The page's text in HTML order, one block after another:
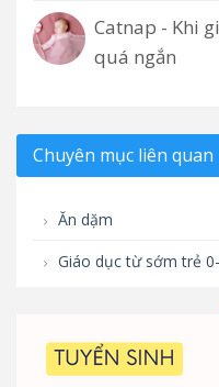
Catnap - Khi
quá ngắn
Chuyên mục liên quan
Ăn dặm
Giáo dục từ sớm trẻ